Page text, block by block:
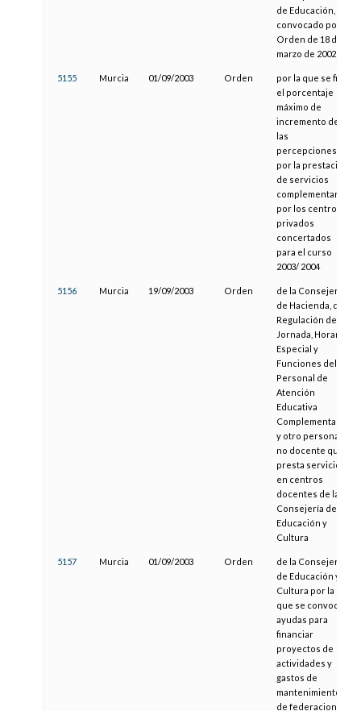
de Educación,
convocado por
Orden de 18 de
marzo de 2002
5155 Murcia 01/09/2003 Orden
por la que se fija
el porcentaje
máximo de
incremento de
las
percepciones,
por la prestación
de servicios
complementarios
por los centros
privados
concertados
para el curso
2003/ 2004
5156 Murcia 19/09/2003 Orden
de la Consejería
de Hacienda, de
Regulación de
Jornada, Horario
Especial y
Funciones del
Personal de
Atención
Educativa
Complementaria
y otro personal
no docente que
presta servicios
en centros
docentes de la
Consejería de
Educación y
Cultura
5157 Murcia 01/09/2003 Orden
de la Consejería
de Educación y
Cultura por la
que se convocan
ayudas para
financiar
proyectos de
actividades y
gastos de
mantenimiento
de federaciones